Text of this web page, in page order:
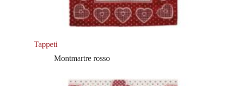
Tappeti
Montmartre rosso